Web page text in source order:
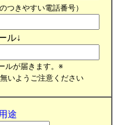
つきやすい電話番号）
ル↓
ルが届きます。※
いようご注意ください